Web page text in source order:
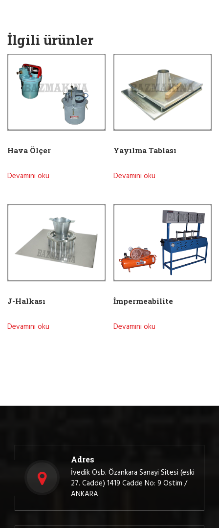
İlgili ürünler
Hava Ölçer
Devamını oku
Yayılma Tablası
Devamını oku
J-Halkası
Devamını oku
İmpermeabilite
Devamını oku
Adres
İvedik Osb. Özankara Sanayi Sitesi (eski
27. Cadde) 1419 Cadde No: 9 Ostim /
ANKARA